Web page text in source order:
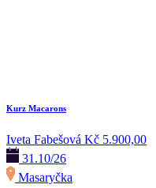
Kurz Macarons
Iveta Fabešová Kč 5.900,00
31.10/26
Masaryčka